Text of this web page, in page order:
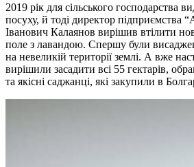
2019 рік для сільського господарства
посуху, й тоді директор підприємства
Іванович Калаянов вирішив втілити
поле з лавандою. Спершу були
на невеликій території землі. А вже
вирішили засадити всі 55 гектарів,
та якісні саджанці, які закупили в